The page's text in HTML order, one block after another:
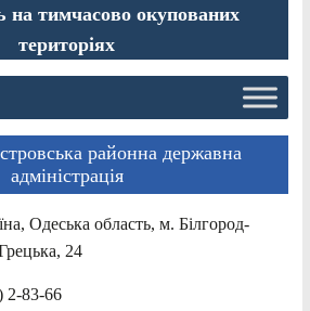
тимчасово окупованих
територіях
районна державна
адміністрація
Одеська область, м. Білгород-
24
2-83-66